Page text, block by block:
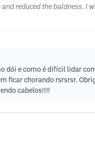
reduced the baldness. I
dói e como é difícil lidar
ficar chorando rsrsrsr.
cabelos!!!!